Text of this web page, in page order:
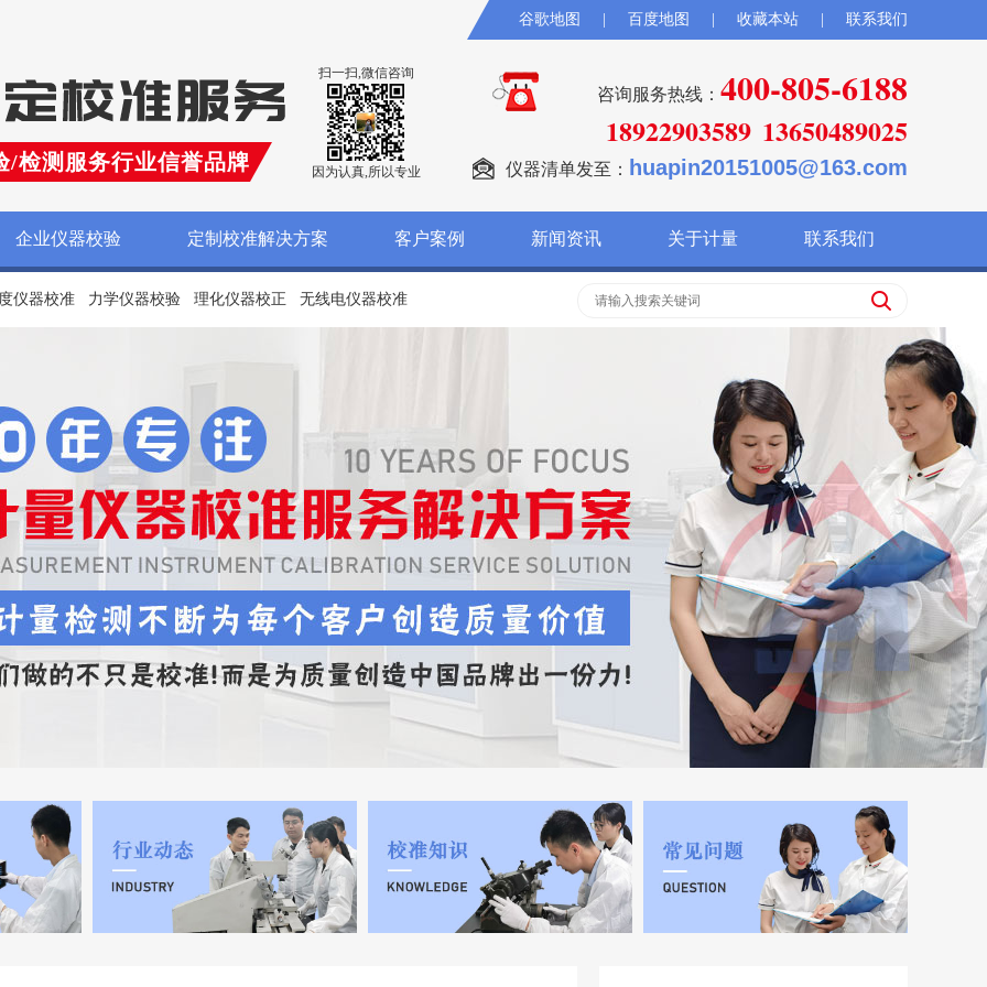
谷歌地图 百度地图 收藏本站 联系我们
/检测服务行业信誉品牌
扫一扫,微信咨询
因为认真,所以专业
咨询服务热线： 400-805-6188
18922903589 13650489025
仪器清单发至： huapin20151005@163.com
企业仪器校验 定制校准解决方案 客户案例 新闻资讯 关于计量 联系我们
仪器校准 力学仪器校验 理化仪器校正 无线电仪器校准